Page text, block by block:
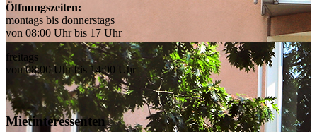
Öffnungszeiten:
montags bis donnerstags
von 08:00 Uhr bis 17 Uhr
freitags
von 08:00 Uhr bis 14:00 Uhr
Mietinteressenten